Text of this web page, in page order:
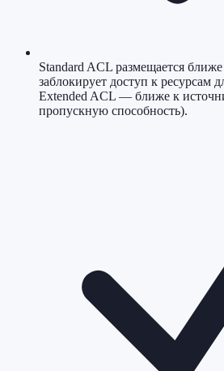
Standard ACL размещается
заблокирует доступ к ресурсам
Extended ACL — ближе к
пропускную способность).